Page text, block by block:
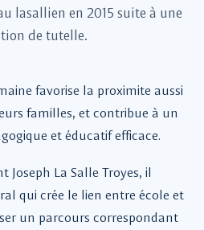
lasallien en 2015 suite à une
de tutelle.
favorise la proximite aussi
familles, et contribue à un
et éducatif efficace.
La Salle Troyes, il
qui crée le lien entre école et
un parcours correspondant